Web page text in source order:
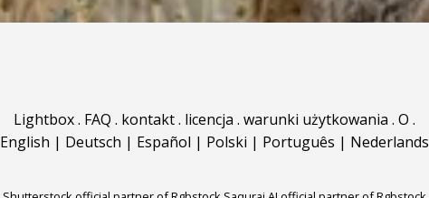
Lightbox. FAQ . kontakt. licencja . warunki użytkowania . O .
English | Deutsch | Español | Polski | Português | Nederlands